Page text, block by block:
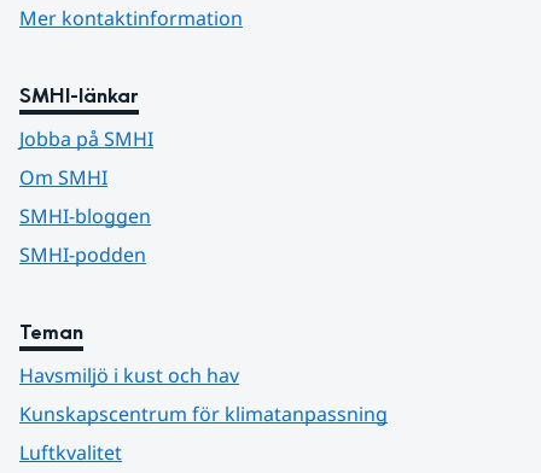
Mer kontaktinformation
SMHI-länkar
Jobba på SMHI
Om SMHI
SMHI-bloggen
SMHI-podden
Teman
Havsmiljö i kust och hav
Kunskapscentrum för klimatanpassning
Luftkvalitet